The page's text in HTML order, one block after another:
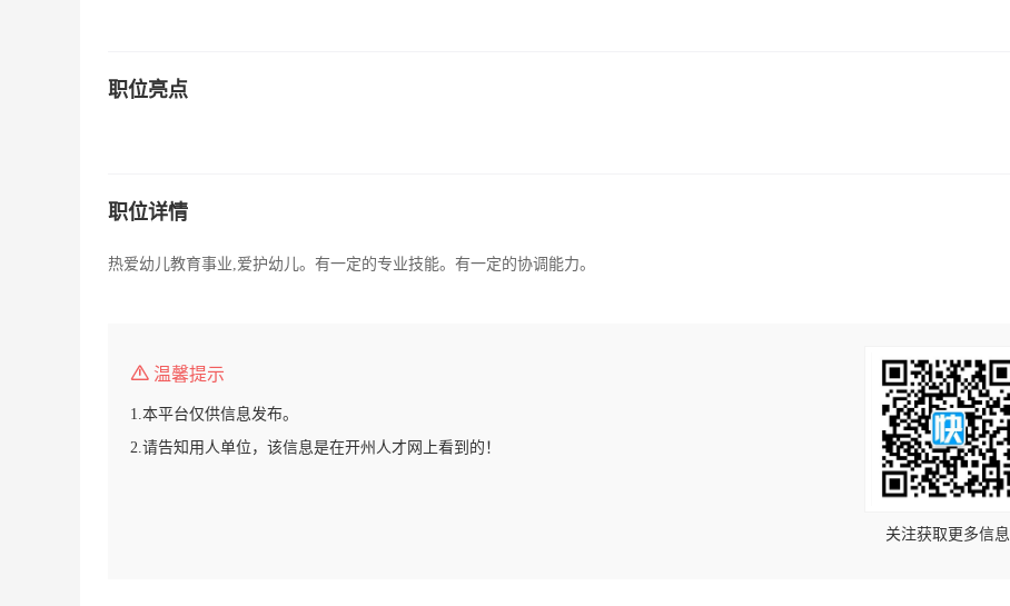
职位亮点
职位详情
热爱幼儿教育事业,爱护幼儿。有一定的专业技能。有一定的协调能力。
温馨提示
1.本平台仅供信息发布。
2.请告知用人单位，该信息是在开州人才网上看到的！
关注获取更多信息